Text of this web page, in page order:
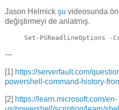
Jason Helmick şu videosunda
değiştirmeyi de anlatmış.
Set-PSReadlineOptions
---
[1] https://serverfault.com/
powershell-command-history-
[2] https://learn.microsoft.com/en-